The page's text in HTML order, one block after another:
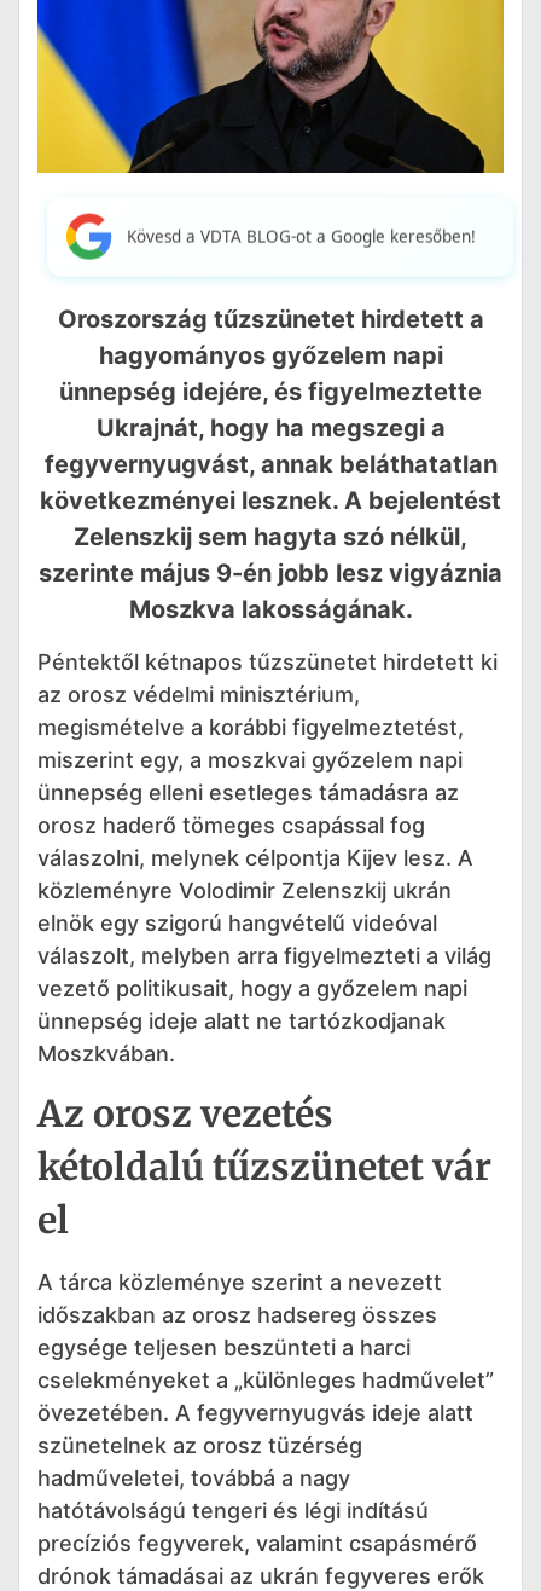
Kövesd a VDTA BLOG-ot a Google keresőben!
Oroszország tűzszünetet hirdetett a
hagyományos győzelem napi
ünnepség idejére, és figyelmeztette
Ukrajnát, hogy ha megszegi a
fegyvernyugvást, annak beláthatatlan
következményei lesznek. A bejelentést
Zelenszkij sem hagyta szó nélkül,
szerinte május 9-én jobb lesz vigyáznia
Moszkva lakosságának.
Péntektől kétnapos tűzszünetet hirdetett ki
az orosz védelmi minisztérium,
megismételve a korábbi figyelmeztetést,
miszerint egy, a moszkvai győzelem napi
ünnepség elleni esetleges támadásra az
orosz haderő tömeges csapással fog
válaszolni, melynek célpontja Kijev lesz. A
közleményre Volodimir Zelenszkij ukrán
elnök egy szigorú hangvételű videóval
válaszolt, melyben arra figyelmezteti a világ
vezető politikusait, hogy a győzelem napi
ünnepség ideje alatt ne tartózkodjanak
Moszkvában.
Az orosz vezetés
kétoldalú tűzszünetet vár
el
A tárca közleménye szerint a nevezett
időszakban az orosz hadsereg összes
egysége teljesen beszünteti a harci
cselekményeket a „különleges hadművelet”
övezetében. A fegyvernyugvás ideje alatt
szünetelnek az orosz tüzérség
hadműveletei, továbbá a nagy
hatótávolságú tengeri és légi indítású
precíziós fegyverek, valamint csapásmérő
drónok támadásai az ukrán fegyveres erők